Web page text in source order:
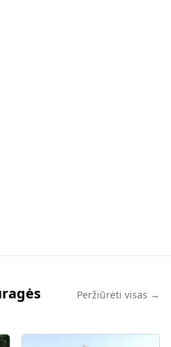
Peržiūrėti visas →